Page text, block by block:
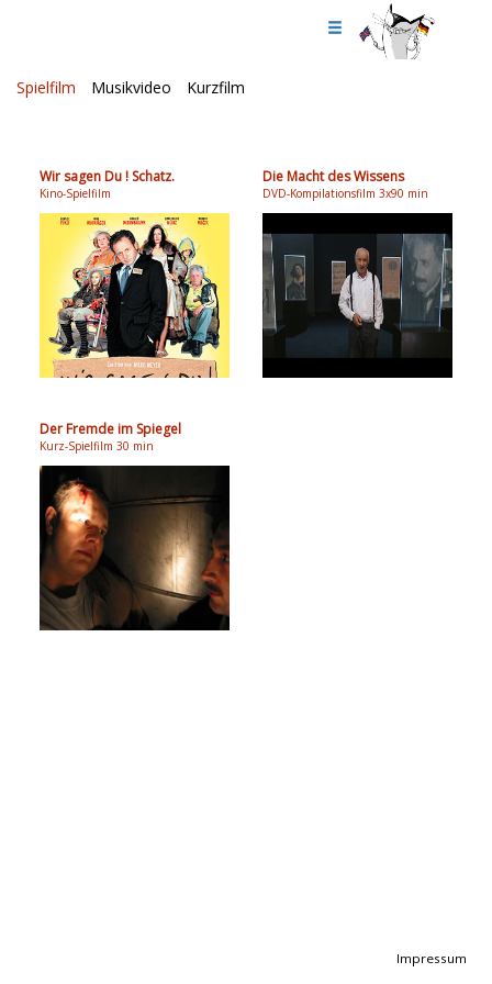
Spielfilm Musikvideo Kurzfilm
Wir sagen Du ! Schatz.
Kino-Spielfilm
Die Macht des Wissens
DVD-Kompilationsfilm 3x90 min
Der Fremde im Spiegel
Kurz-Spielfilm 30 min
Impressum